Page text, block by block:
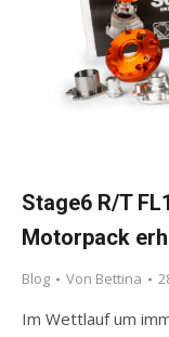
Stage6 R/T
Motorpack
Blog Von Bettina
Im Wettlauf um